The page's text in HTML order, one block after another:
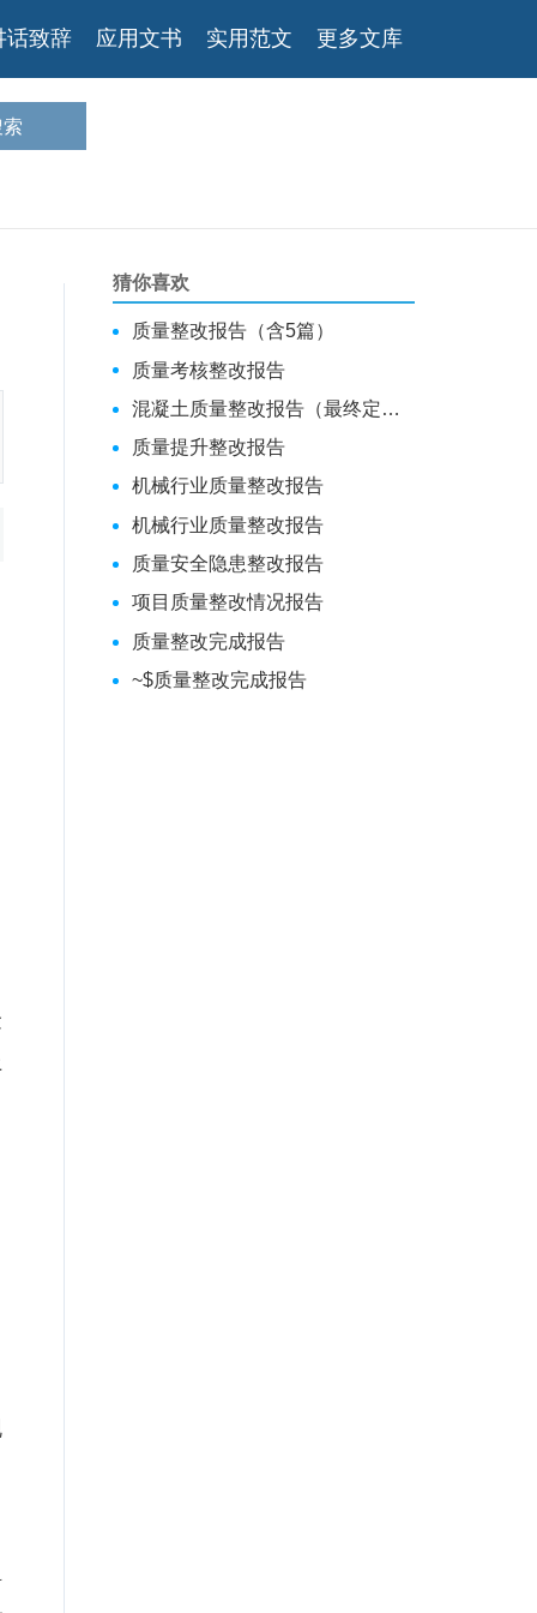
话致辞 应用文书 实用范文 更多文库
猜你喜欢
质量整改报告（含5篇）
质量考核整改报告
混凝土质量整改报告（最终定稿）
质量提升整改报告
机械行业质量整改报告
机械行业质量整改报告
质量安全隐患整改报告
项目质量整改情况报告
质量整改完成报告
~$质量整改完成报告